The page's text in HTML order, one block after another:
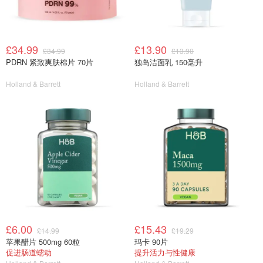
£34.99 £34.99
PDRN 紧致爽肤棉片 70片
Holland & Barrett
£13.90 £13.90
独岛洁面乳 150毫升
Holland & Barrett
£6.00 £14.99
苹果醋片 500mg 60粒
促进肠道蠕动
£15.43 £19.29
玛卡 90片
提升活力与性健康